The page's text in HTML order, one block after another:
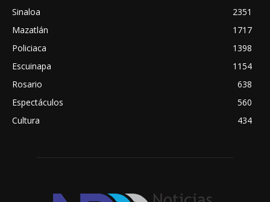
Sinaloa
2351
Mazatlán
1717
Policiaca
1398
Escuinapa
1154
Rosario
638
Espectáculos
560
Cultura
434